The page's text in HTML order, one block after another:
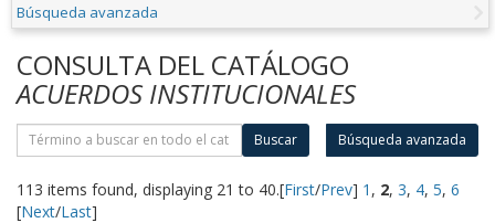
Búsqueda avanzada
CONSULTA DEL CATÁLOGO
ACUERDOS INSTITUCIONALES
Buscar Búsqueda avanzada
113 items found, displaying 21 to 40.[First/Prev] 1 , 2, 3, 4, 5, 6
[Next/Last]